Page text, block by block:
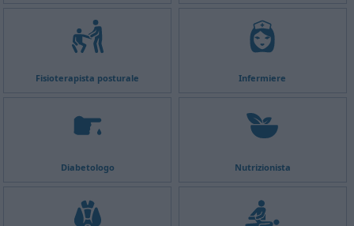
Fisioterapista posturale Infermiere
Diabetologo Nutrizionista